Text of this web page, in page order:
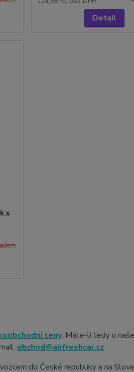
Detail
s
ceny. Máte-li tedy o
obchod@airfreshcar.cz
do České republiky a na